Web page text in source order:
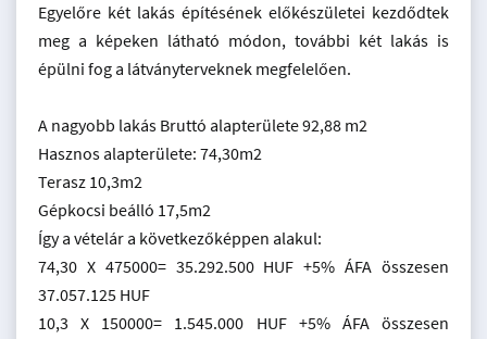
Egyelőre két lakás építésének előkészületei kezdődtek
meg a képeken látható módon, további két lakás is
épülni fog a látványterveknek megfelelően.
A nagyobb lakás Bruttó alapterülete 92,88 m2
Hasznos alapterülete: 74,30m2
Terasz 10,3m2
Gépkocsi beálló 17,5m2
Így a vételár a következőképpen alakul:
74,30 X 475000= 35.292.500 HUF +5% ÁFA összesen
37.057.125 HUF
10,3 X 150000= 1.545.000 HUF +5% ÁFA összesen